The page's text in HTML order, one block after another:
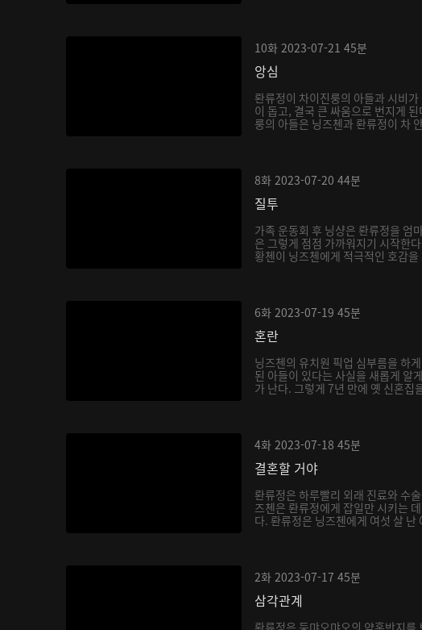
10화 2023-07-21 45분
앙심
롼류정이 차이진룽의 아들과 시비
이 돕고, 결국 큰 싸움으로 번지게
룽의 아들은 닝즈첸과 롼류정이 차
8화 2023-07-20 44분
질투
가족 운동회 후 닝샹은 롼류정을 엄
은 그렇게 점점 가까워지기 시작한
황첸이 닝즈첸에게 적극적인 호감
6화 2023-07-19 45분
혼란
닝즈첸의 유치원 픽업 심부름을 하
된 아들이 있다는 사실을 새롭게 알
가 난다. 그렇게 7년 만에 옛 신혼집
4화 2023-07-18 45분
결혼할 거야
롼류정은 하루빨리 외래 진료와 수
즈첸은 롼류정에게 잡일만 시키는
다. 롼류정은 닝즈첸에게 여섯 살 난
2화 2023-07-17 45분
삼각관계
롼류정은 둥먀오먀오의 약혼반지를